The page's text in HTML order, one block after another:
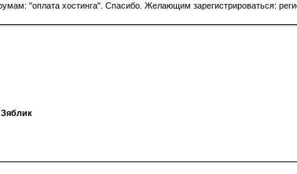
"оплата хостинга". Спасибо. Желающим зарегистрироваться: